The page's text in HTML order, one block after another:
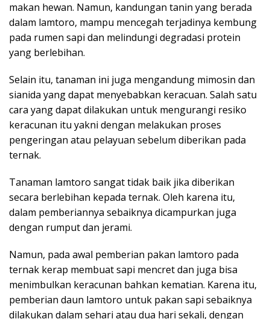
makan hewan. Namun, kandungan tanin yang berada
dalam lamtoro, mampu mencegah terjadinya kembung
pada rumen sapi dan melindungi degradasi protein
yang berlebihan.
Selain itu, tanaman ini juga mengandung mimosin dan
sianida yang dapat menyebabkan keracuan. Salah satu
cara yang dapat dilakukan untuk mengurangi resiko
keracunan itu yakni dengan melakukan proses
pengeringan atau pelayuan sebelum diberikan pada
ternak.
Tanaman lamtoro sangat tidak baik jika diberikan
secara berlebihan kepada ternak. Oleh karena itu,
dalam pemberiannya sebaiknya dicampurkan juga
dengan rumput dan jerami.
Namun, pada awal pemberian pakan lamtoro pada
ternak kerap membuat sapi mencret dan juga bisa
menimbulkan keracunan bahkan kematian. Karena itu,
pemberian daun lamtoro untuk pakan sapi sebaiknya
dilakukan dalam sehari atau dua hari sekali, dengan